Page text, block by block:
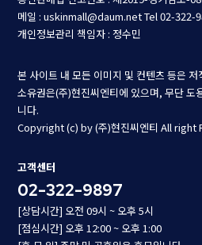
메일 : uskinmall@daum.netTel 02-322-
개인정보관리 책임자 : 정수민
본 사이트 내 모든 이미지 및 컨텐츠 등은
소유권은(주)현진씨엔티에 있으며, 무단 도
니다.
Copyright (c) by (주)현진씨엔티 All right
고객센터
02-322-9897
[상담시간] 오전 09시 ~ 오후 5시
[점심시간] 오후 12:00 ~ 오후 1:00